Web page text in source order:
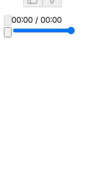
00:00 / 00:00